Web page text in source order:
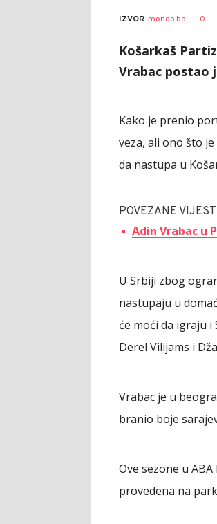
IZVOR mondo.ba 0
Košarkaš
Vrabac postao
Kako je prenio
veza, ali ono što
da nastupa u
POVEZANE
Adin Vrabac u
U Srbiji zbog
nastupaju u
će moći da igraju i
Derel Vilijams i
Vrabac je u
branio boje
Ove sezone u
provedena na